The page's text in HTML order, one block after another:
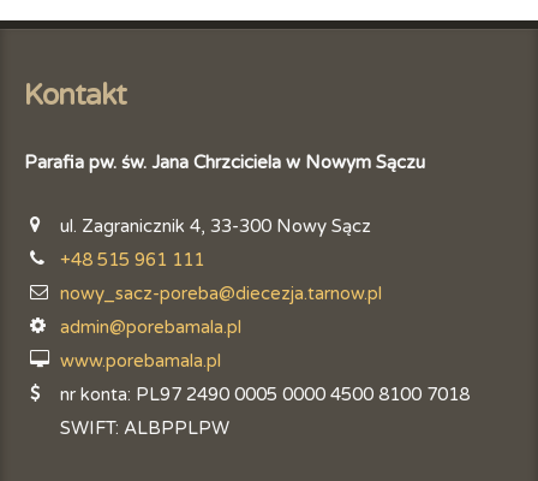
Kontakt
Parafia pw. św. Jana Chrzciciela w Nowym Sączu
ul. Zagranicznik 4, 33-300 Nowy Sącz
+48 515 961 111
nowy_sacz-poreba@diecezja.tarnow.pl
admin@porebamala.pl
www.porebamala.pl
nr konta: PL97 2490 0005 0000 4500 8100 7018
SWIFT: ALBPPLPW